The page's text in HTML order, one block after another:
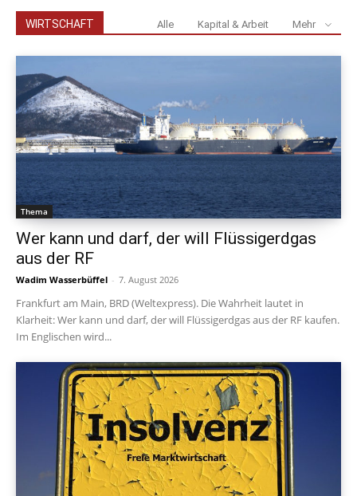
WIRTSCHAFT Alle Kapital & Arbeit Mehr
Thema
Wer kann und darf, der will Flüssigerdgas
aus der RF
Wadim Wasserbüffel - 7. August 2026
Frankfurt am Main, BRD (Weltexpress). Die Wahrheit lautet in
Klarheit: Wer kann und darf, der will Flüssigerdgas aus der RF kaufen.
Im Englischen wird...